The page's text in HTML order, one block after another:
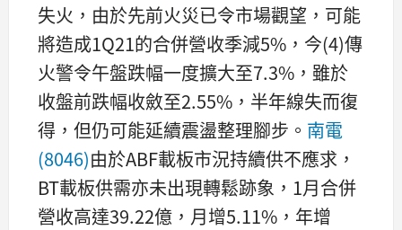
失火，由於先前火災已令市場觀望，可能
將造成1Q21的合併營收季減5%，今(4)傳
火警令午盤跌幅一度擴大至7.3%，雖於
收盤前跌幅收斂至2.55%，半年線失而復
得，但仍可能延續震盪整理腳步。 南電
(8046)由於ABF載板市況持續供不應求，
BT載板供需亦未出現轉鬆跡象，1月合併
營收高達39.22億，月增5.11%，年增